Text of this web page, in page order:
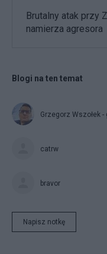
Brutalny atak przy
namierza agresora
Blogi na ten temat
Grzegorz Wszołek -
catrw
bravor
Napisz notkę